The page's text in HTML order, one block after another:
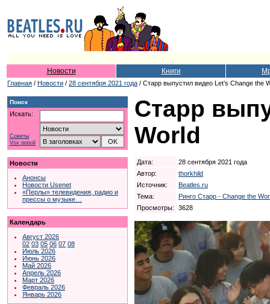
Новости Книги
Главная / Новости / 28 сентября 2021 года / Старр выпустил видео Let’s Change the
Поиск
Искать:
Советы
Vox populi
Новости
Анонсы
Новости Usenet
«Перлы» телевидения, радио и
прессы о музыке…
Календарь
Август 2026
02 03 05 06 07 08
Июль 2026
Июнь 2026
Май 2026
Апрель 2026
Март 2026
Февраль 2026
Январь 2026
Старр
World
Дата:
28 сентября 2021 года
Автор:
thorkhild
Источник:
Beatles.ru
Тема:
Ринго Старр - Change the
Просмотры:
3628